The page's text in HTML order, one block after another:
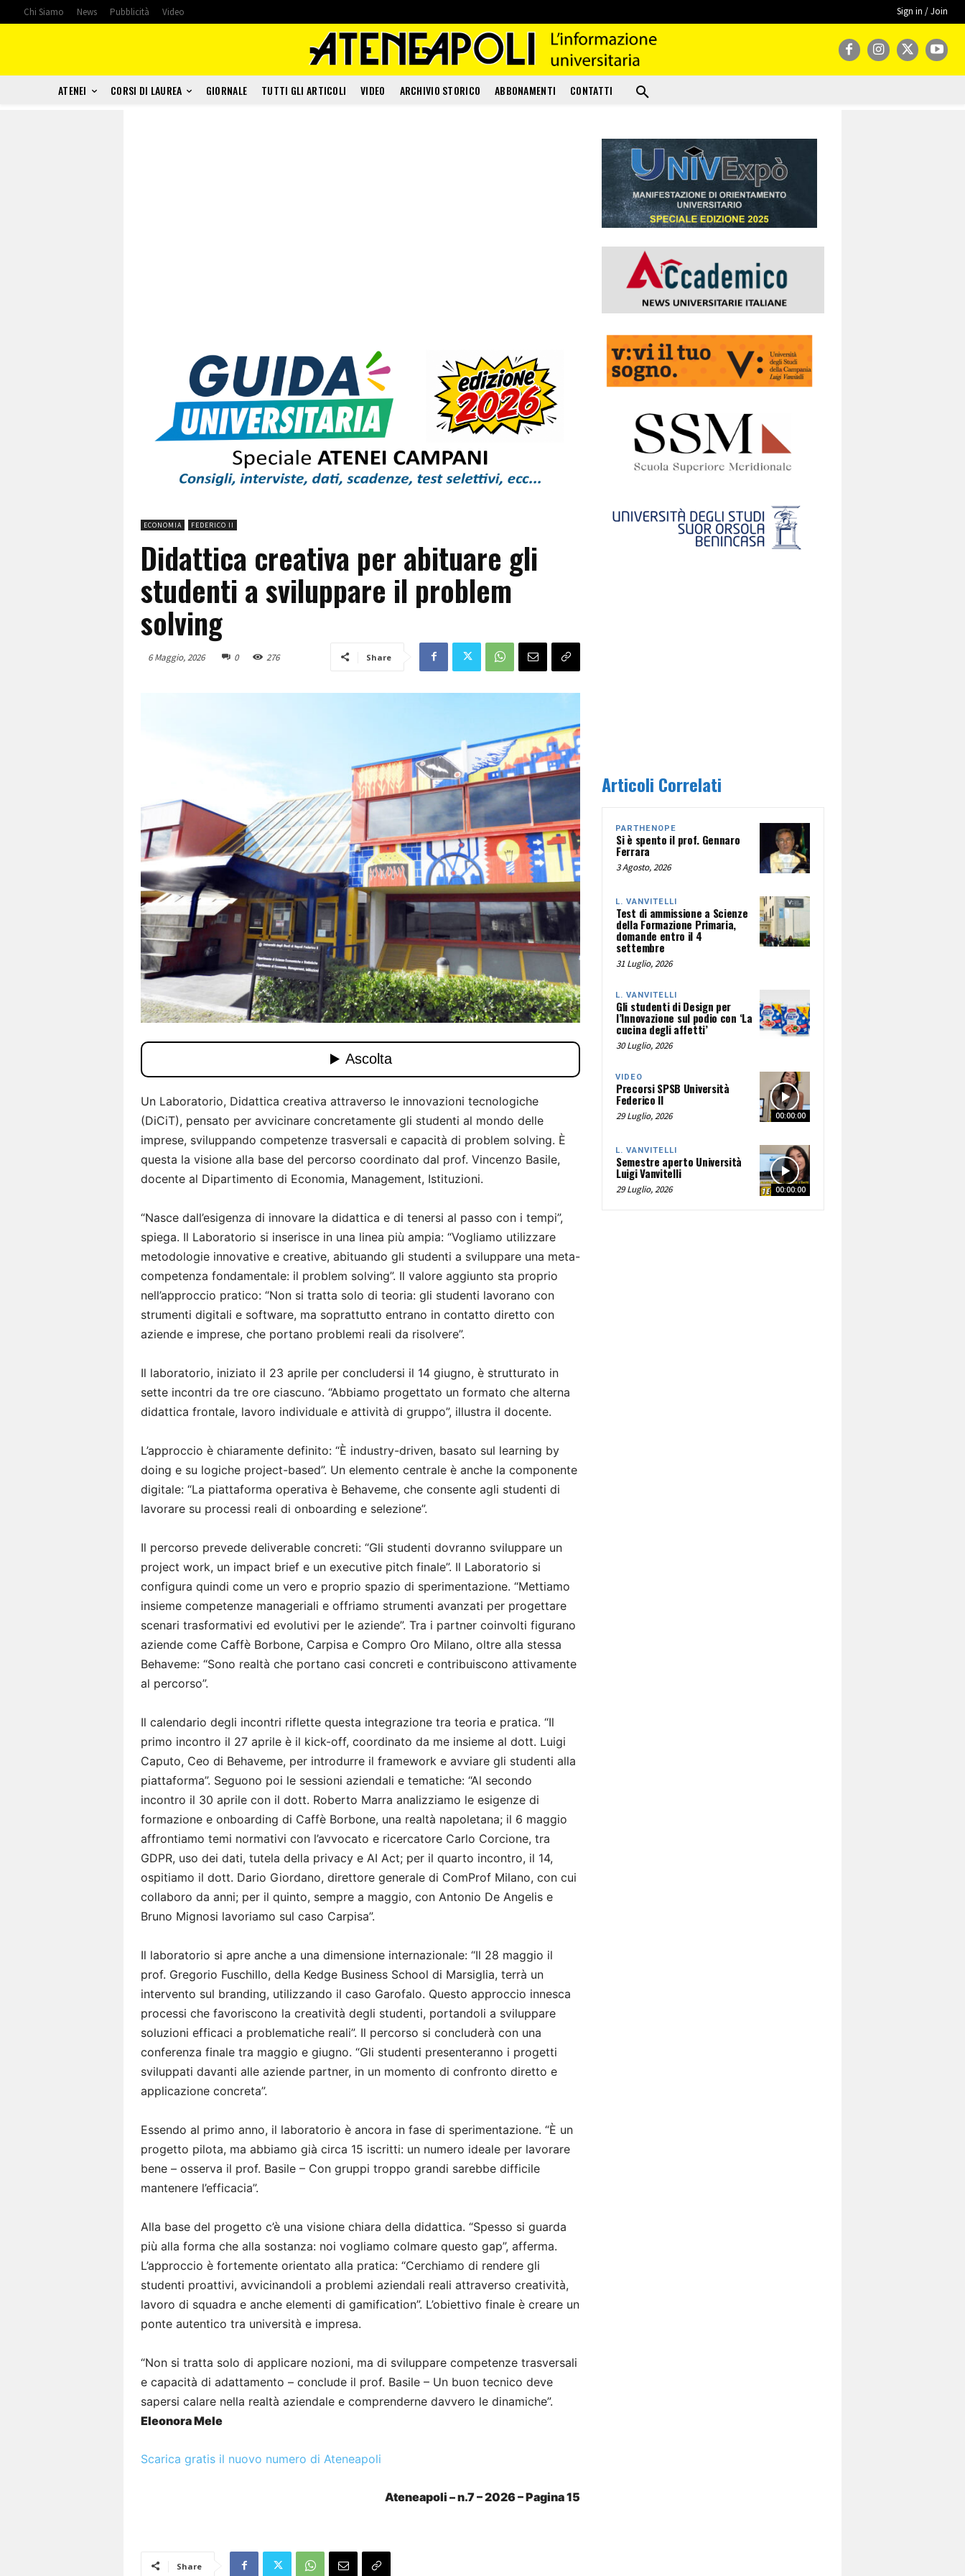
Chi Siamo News Pubblicità Video Sign in / Join
ATENEI CORSI DI LAUREA GIORNALE TUTTI GLI ARTICOLI VIDEO ARCHIVIO STORICO ABBONAMENTI CONTATTI
ECONOMIA FEDERICO II
Didattica creativa per abituare gli
studenti a sviluppare il problem
solving
6 Maggio, 2026 0 276 Share
Un Laboratorio, Didattica creativa attraverso le innovazioni tecnologiche
(DiCiT), pensato per avvicinare concretamente gli studenti al mondo delle
imprese, sviluppando competenze trasversali e capacità di problem solving. È
questa la visione alla base del percorso coordinato dal prof. Vincenzo Basile,
docente al Dipartimento di Economia, Management, Istituzioni.
“Nasce dall’esigenza di innovare la didattica e di tenersi al passo con i tempi”,
spiega. Il Laboratorio si inserisce in una linea più ampia: “Vogliamo utilizzare
metodologie innovative e creative, abituando gli studenti a sviluppare una meta-
competenza fondamentale: il problem solving”. Il valore aggiunto sta proprio
nell’approccio pratico: “Non si tratta solo di teoria: gli studenti lavorano con
strumenti digitali e software, ma soprattutto entrano in contatto diretto con
aziende e imprese, che portano problemi reali da risolvere”.
Il laboratorio, iniziato il 23 aprile per concludersi il 14 giugno, è strutturato in
sette incontri da tre ore ciascuno. “Abbiamo progettato un formato che alterna
didattica frontale, lavoro individuale e attività di gruppo”, illustra il docente.
L’approccio è chiaramente definito: “È industry-driven, basato sul learning by
doing e su logiche project-based”. Un elemento centrale è anche la componente
digitale: “La piattaforma operativa è Behaveme, che consente agli studenti di
lavorare su processi reali di onboarding e selezione”.
Il percorso prevede deliverable concreti: “Gli studenti dovranno sviluppare un
project work, un impact brief e un executive pitch finale”. Il Laboratorio si
configura quindi come un vero e proprio spazio di sperimentazione. “Mettiamo
insieme competenze manageriali e offriamo strumenti avanzati per progettare
scenari trasformativi ed evolutivi per le aziende”. Tra i partner coinvolti figurano
aziende come Caffè Borbone, Carpisa e Compro Oro Milano, oltre alla stessa
Behaveme: “Sono realtà che portano casi concreti e contribuiscono attivamente
al percorso”.
Il calendario degli incontri riflette questa integrazione tra teoria e pratica. “Il
primo incontro il 27 aprile è il kick-off, coordinato da me insieme al dott. Luigi
Caputo, Ceo di Behaveme, per introdurre il framework e avviare gli studenti alla
piattaforma”. Seguono poi le sessioni aziendali e tematiche: “Al secondo
incontro il 30 aprile con il dott. Roberto Marra analizziamo le esigenze di
formazione e onboarding di Caffè Borbone, una realtà napoletana; il 6 maggio
affrontiamo temi normativi con l’avvocato e ricercatore Carlo Corcione, tra
GDPR, uso dei dati, tutela della privacy e AI Act; per il quarto incontro, il 14,
ospitiamo il dott. Dario Giordano, direttore generale di ComProf Milano, con cui
collaboro da anni; per il quinto, sempre a maggio, con Antonio De Angelis e
Bruno Mignosi lavoriamo sul caso Carpisa”.
Il laboratorio si apre anche a una dimensione internazionale: “Il 28 maggio il
prof. Gregorio Fuschillo, della Kedge Business School di Marsiglia, terrà un
intervento sul branding, utilizzando il caso Garofalo. Questo approccio innesca
processi che favoriscono la creatività degli studenti, portandoli a sviluppare
soluzioni efficaci a problematiche reali”. Il percorso si concluderà con una
conferenza finale tra maggio e giugno. “Gli studenti presenteranno i progetti
sviluppati davanti alle aziende partner, in un momento di confronto diretto e
applicazione concreta”.
Essendo al primo anno, il laboratorio è ancora in fase di sperimentazione. “È un
progetto pilota, ma abbiamo già circa 15 iscritti: un numero ideale per lavorare
bene – osserva il prof. Basile – Con gruppi troppo grandi sarebbe difficile
mantenere l’efficacia”.
Alla base del progetto c’è una visione chiara della didattica. “Spesso si guarda
più alla forma che alla sostanza: noi vogliamo colmare questo gap”, afferma.
L’approccio è fortemente orientato alla pratica: “Cerchiamo di rendere gli
studenti proattivi, avvicinandoli a problemi aziendali reali attraverso creatività,
lavoro di squadra e anche elementi di gamification”. L’obiettivo finale è creare un
ponte autentico tra università e impresa.
“Non si tratta solo di applicare nozioni, ma di sviluppare competenze trasversali
e capacità di adattamento – conclude il prof. Basile – Un buon tecnico deve
sapersi calare nella realtà aziendale e comprenderne davvero le dinamiche”.
Eleonora Mele
Scarica gratis il nuovo numero di Ateneapoli
Ateneapoli – n.7 – 2026 – Pagina 15
Share
Articoli Correlati
PARTHENOPE
Si è spento il prof. Gennaro
Ferrara
3 Agosto, 2026
L. VANVITELLI
Test di ammissione a Scienze
della Formazione Primaria,
domande entro il 4
settembre
31 Luglio, 2026
L. VANVITELLI
Gli studenti di Design per
l’Innovazione sul podio con ‘La
cucina degli affetti’
30 Luglio, 2026
00:00:00
VIDEO
Precorsi SPSB Università
Federico II
29 Luglio, 2026
00:00:00
L. VANVITELLI
Semestre aperto Università
Luigi Vanvitelli
29 Luglio, 2026